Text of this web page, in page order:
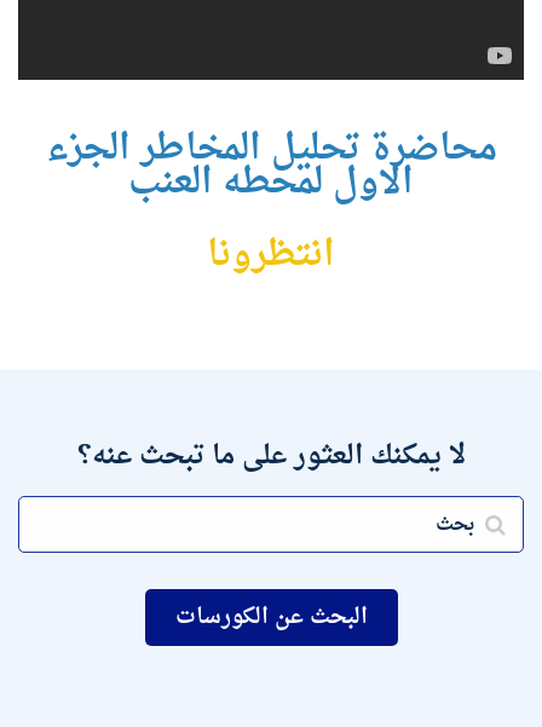
محاضرة تحليل المخاطر الجزء
الاول لمحطه العنب
انتظرونا
لا يمكنك العثور على ما تبحث عنه؟
البحث عن الكورسات